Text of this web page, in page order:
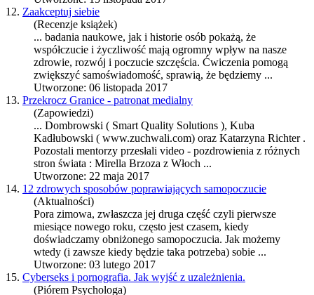
12. Zaakceptuj siebie
(Recenzje książek)
... badania naukowe, jak i historie osób pokażą, że
współczucie i życzliwość mają ogromny wpływ na nasze
zdrowie, rozwój i poczucie szczęścia. Ćwiczenia pomogą
zwiększyć samoświadomość, sprawią, że będziemy ...
Utworzone: 06 listopada 2017
13. Przekrocz Granice - patronat medialny
(Zapowiedzi)
... Dombrowski ( Smart Quality Solutions ), Kuba
Kadłubowski ( www.zuchwali.com) oraz Katarzyna Richter .
Pozostali mentorzy przesłali video - pozdrowienia z różnych
stron świata : Mirella Brzoza z Włoch ...
Utworzone: 22 maja 2017
14. 12 zdrowych sposobów poprawiających samopoczucie
(Aktualności)
Pora zimowa, zwłaszcza jej druga część czyli pierwsze
miesiące nowego roku, często jest czasem, kiedy
doświadczamy obniżonego samopoczucia. Jak możemy
wtedy (i zawsze kiedy będzie taka potrzeba) sobie ...
Utworzone: 03 lutego 2017
15. Cyberseks i pornografia. Jak wyjść z uzależnienia.
(Piórem Psychologa)